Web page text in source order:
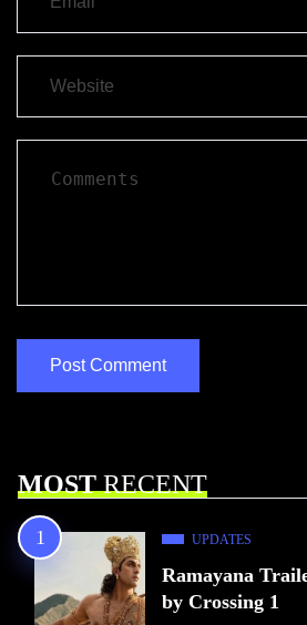
MOSTRECENT
UPDATES
Ramayana
by Crossing 1